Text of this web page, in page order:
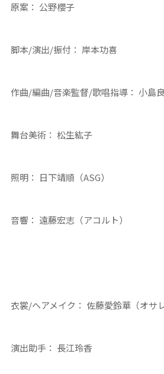
原案： 公野櫻子
脚本/演出/振付： 岸本功喜
作曲/編曲/音楽監督/歌唱指導： 小島
舞台美術： 松生紘子
照明： 日下靖順（ASG）
音響： 遠藤宏志（アコルト）
衣裳/ヘアメイク： 佐藤愛鈴華（オサ
演出助手： 長江玲香